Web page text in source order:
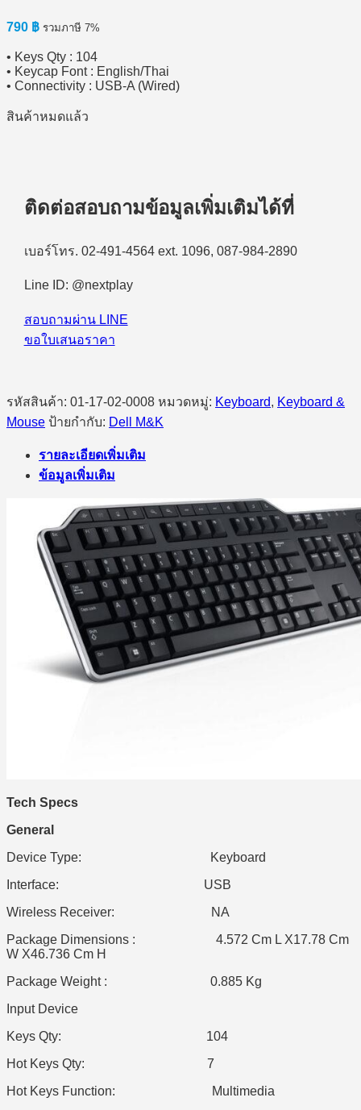
790 ฿ รวมภาษี 7%
• Keys Qty : 104
• Keycap Font : English/Thai
• Connectivity : USB-A (Wired)
สินค้าหมดแล้ว
ติดต่อสอบถามข้อมูลเพิ่มเติมได้ที่
เบอร์โทร. 02-491-4564 ext. 1096, 087-984-2890
Line ID: @nextplay
สอบถามผ่าน LINE
ขอใบเสนอราคา
รหัสสินค้า: 01-17-02-0008 หมวดหมู่: Keyboard, Keyboard &
Mouse ป้ายกำกับ: Dell M&K
รายละเอียดเพิ่มเติม
ข้อมูลเพิ่มเติม
Tech Specs
General
Device Type: Keyboard
Interface: USB
Wireless Receiver: NA
Package Dimensions : 4.572 Cm L X17.78 Cm
W X46.736 Cm H
Package Weight : 0.885 Kg
Input Device
Keys Qty: 104
Hot Keys Qty: 7
Hot Keys Function: Multimedia